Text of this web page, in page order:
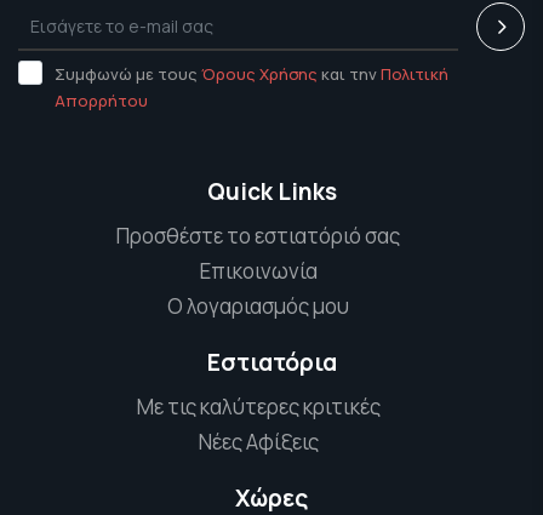
Συμφωνώ με τους Όρους Χρήσης και τηνΠολιτική
Απορρήτου
Quick Links
Προσθέστε το εστιατόριό σας
Επικοινωνία
Ο λογαριασμός μου
Εστιατόρια
Με τις καλύτερες κριτικές
Νέες Αφίξεις
Χώρες